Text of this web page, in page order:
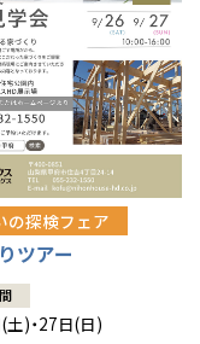
の探検フェア
ツアー
)・27日(日)